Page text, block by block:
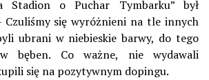
Stadion o Puchar Tymbarku” był
Czuliśmy się wyróżnieni na tle innych
ubrani w niebieskie barwy, do tego
bęben. Co ważne, nie wydawali
się na pozytywnym dopingu.